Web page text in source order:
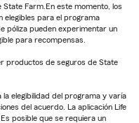
State Farm.En este momento, los
elegibles para el programa
póliza pueden experimentar un
para recompensas.
productos de seguros de State
elegibilidad del programa y varía
del acuerdo. La aplicación Life
posible que se requiera un